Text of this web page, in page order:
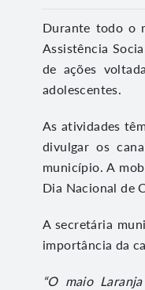
Durante todo o
Assistência
de ações
adolescentes.
As atividades
divulgar os
município. A
Dia Nacional de
A secretária
importância da
“O maio